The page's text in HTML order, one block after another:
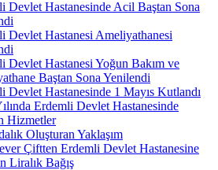
Devlet Hastanesinde Acil Baştan Sona
Devlet Hastanesi Ameliyathanesi
Devlet Hastanesi Yoğun Bakım ve
Baştan Sona Yenilendi
Devlet Hastanesinde 1 Mayıs Kutlandı
Erdemli Devlet Hastanesinde
Hizmetler
Oluşturan Yaklaşım
Çiftten Erdemli Devlet Hastanesine
Liralık Bağış